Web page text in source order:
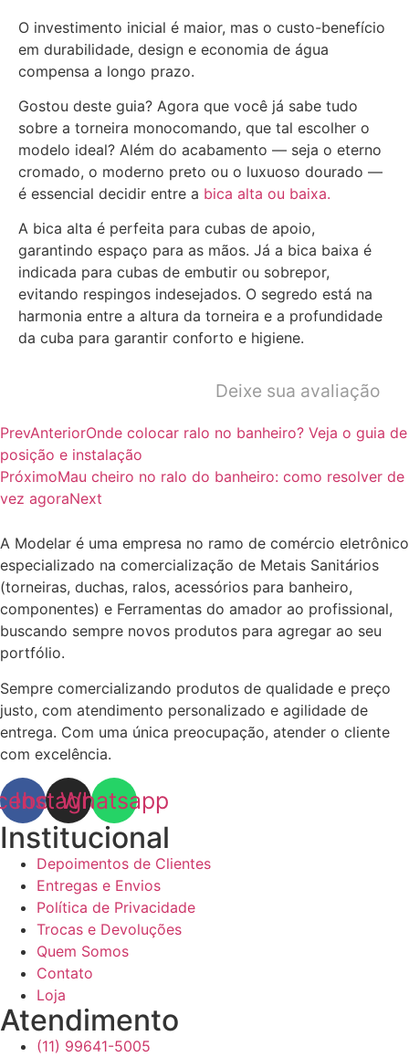
O investimento inicial é maior, mas o custo-benefício
em durabilidade, design e economia de água
compensa a longo prazo.
Gostou deste guia? Agora que você já sabe tudo
sobre a torneira monocomando, que tal escolher o
modelo ideal? Além do acabamento — seja o eterno
cromado, o moderno preto ou o luxuoso dourado —
é essencial decidir entre a bica alta ou baixa.
A bica alta é perfeita para cubas de apoio,
garantindo espaço para as mãos. Já a bica baixa é
indicada para cubas de embutir ou sobrepor,
evitando respingos indesejados. O segredo está na
harmonia entre a altura da torneira e a profundidade
da cuba para garantir conforto e higiene.
Deixe sua avaliação
PrevAnteriorOnde colocar ralo no banheiro? Veja o guia de
posição e instalação
PróximoMau cheiro no ralo do banheiro: como resolver de
vez agoraNext
A Modelar é uma empresa no ramo de comércio eletrônico
especializado na comercialização de Metais Sanitários
(torneiras, duchas, ralos, acessórios para banheiro,
componentes) e Ferramentas do amador ao profissional,
buscando sempre novos produtos para agregar ao seu
portfólio.
Sempre comercializando produtos de qualidade e preço
justo, com atendimento personalizado e agilidade de
entrega. Com uma única preocupação, atender o cliente
com excelência.
Instagram
Whatsapp
Institucional
Depoimentos de Clientes
Entregas e Envios
Política de Privacidade
Trocas e Devoluções
Quem Somos
Contato
Loja
Atendimento
(11) 99641-5005